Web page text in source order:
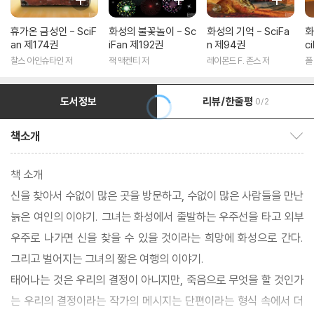
휴가온 금성인 - SciF
an 제174권
찰스 아인슈타인 저
화성의 불꽃놀이 - Sc
iFan 제192권
잭 맥켄티 저
화성의 기억 - SciFa
n 제94권
레이몬드 F. 존스 저 폴
도서정보 리뷰/한줄평 0/2
책소개
책 소개
신을 찾아서 수없이 많은 곳을 방문하고, 수없이 많은 사람들을 만난
늙은 여인의 이야기. 그녀는 화성에서 출발하는 우주선을 타고 외부
우주로 나가면 신을 찾을 수 있을 것이라는 희망에 화성으로 간다.
그리고 벌어지는 그녀의 짧은 여행의 이야기.
태어나는 것은 우리의 결정이 아니지만, 죽음으로 무엇을 할 것인가
는 우리의 결정이라는 작가의 메시지는 단편이라는 형식 속에서 더